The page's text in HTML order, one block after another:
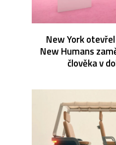
New York
New Humans
člověka v